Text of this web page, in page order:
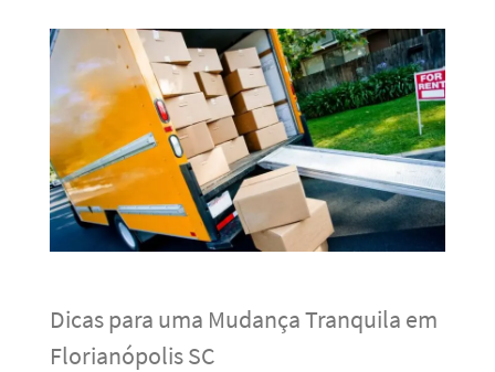
Dicas para uma Mudança Tranquila em
Florianópolis SC